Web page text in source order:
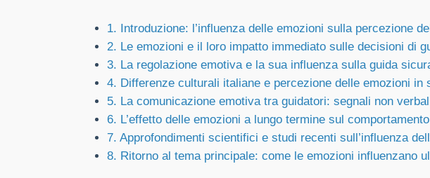
1. Introduzione: l’influenza delle emozioni sulla percezione
2. Le emozioni e il loro impatto immediato sulle decisioni di
3. La regolazione emotiva e la sua influenza sulla guida
4. Differenze culturali italiane e percezione delle emozioni in
5. La comunicazione emotiva tra guidatori: segnali non
6. L’effetto delle emozioni a lungo termine sul
7. Approfondimenti scientifici e studi recenti sull’influenza
8. Ritorno al tema principale: come le emozioni influenzano